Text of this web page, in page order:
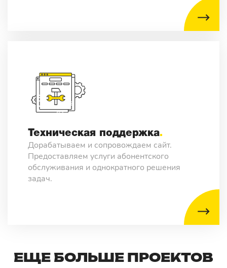
Техническая поддержка
Дорабатываем и сопровождаем сайт.
Предоставляем услуги абонентского
обслуживания и однократного решения
задач.
ЕЩЕ БОЛЬШЕ ПРОЕКТОВ